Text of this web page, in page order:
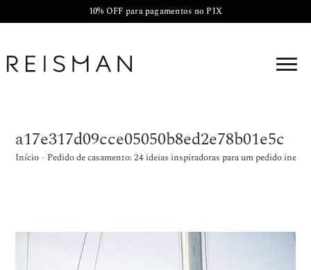
10% OFF para pagamentos no PIX
a17e317d09cce05050b8ed2e78b01e5c
Início » Pedido de casamento: 24 ideias inspiradoras para um pedido